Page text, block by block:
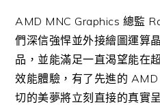
AMD MNC Graphics 總監
們深信強悍並外接繪圖運算
品，並能滿足一直渴望能在
效能體驗，有了先進的
切的美夢將立刻直接的真實